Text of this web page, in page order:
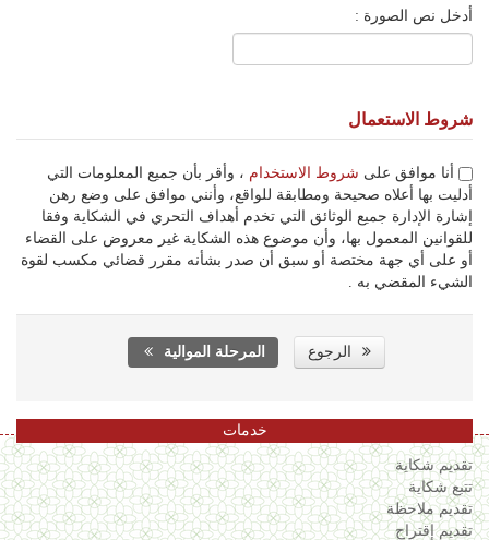
أدخل نص الصورة :
شروط الاستعمال
شروط الاستخدام ، وأقر بأن جميع المعلومات التي
أدليت بها أعلاه صحيحة ومطابقة للواقع، وأنني موافق على وضع رهن
إشارة الإدارة جميع الوثائق التي تخدم أهداف التحري في الشكاية وفقا
للقوانين المعمول بها، وأن موضوع هذه الشكاية غير معروض على القضاء
أو على أي جهة مختصة أو سبق أن صدر بشأنه مقرر قضائي مكسب لقوة
الشيء المقضي به .
الرجوع المرحلة الموالية
خدمات
تقديم شكاية
تتبع شكاية
تقديم ملاحظة
تقديم إقتراح